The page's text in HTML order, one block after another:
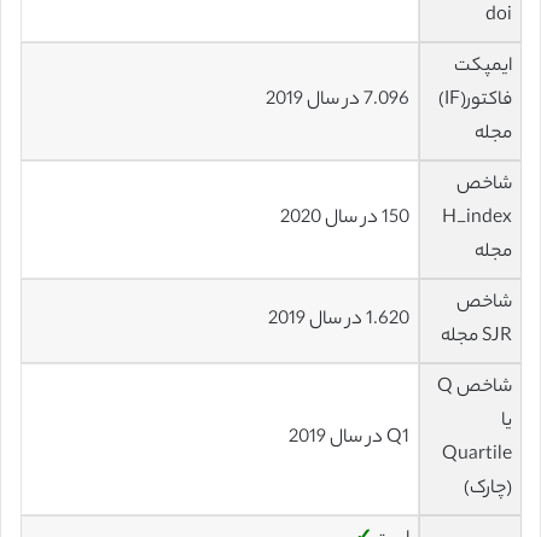
doi
ایمپکت
فاکتور(IF)
مجله
7.096 در سال 2019
شاخص
H_index
مجله
150 در سال 2020
شاخص
SJR مجله
1.620 در سال 2019
شاخص Q
یا
Quartile
(چارک)
Q1 در سال 2019